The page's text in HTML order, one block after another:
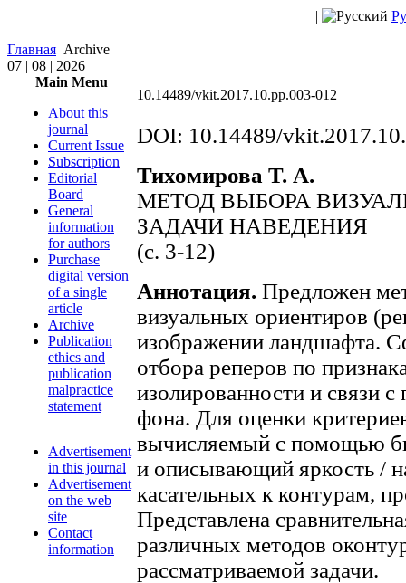
|
Главная Archive
07 | 08 | 2026
Main Menu
About this
journal
Current Issue
Subscription
Editorial
Board
General
information
for authors
Purchase
digital version
of a single
article
Archive
Publication
ethics and
publication
malpractice
statement
Advertisement
in this journal
Advertisement
on the web
site
Contact
information
10.14489/vkit.2017.10.pp.003-012
DOI: 10.14489/
Тихомирова Т. А.
МЕТОД ВЫБОРА
ЗАДАЧИ НАВЕДЕНИЯ
(c. 3-12)
Аннотация. Предложен
визуальных ориентиров
изображении ландшафта.
отбора реперов по
изолированности и связи
фона. Для оценки
вычисляемый с помощью
и описывающий яркость /
касательных к контурам,
Представлена
различных методов
рассматриваемой задачи.